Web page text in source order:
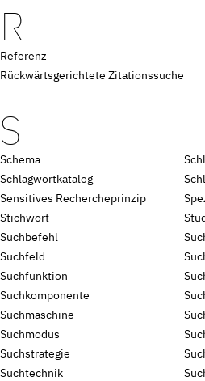
R
Referenz
Rückwärtsgerichtete Zitationssuche
S
Schema
Schlagwortkatalog
Sensitives Rechercheprinzip
Stichwort
Suchbefehl
Suchfeld
Suchfunktion
Suchkomponente
Suchmaschine
Suchmodus
Suchstrategie
Suchtechnik